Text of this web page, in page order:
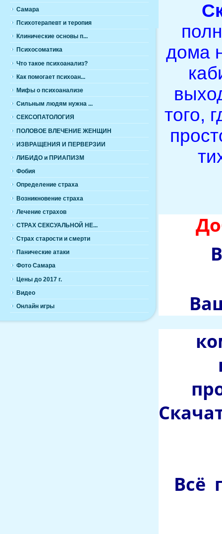
Самара
Психотерапевт и теропия
Клинические основы п...
Психосоматика
Что такое психоанализ?
Как помогает психоан...
Мифы о психоанализе
Сильным людям нужна ...
СЕКСОПАТОЛОГИЯ
ПОЛОВОЕ ВЛЕЧЕНИЕ ЖЕНЩИН
ИЗВРАЩЕНИЯ И ПЕРВЕРЗИИ
ЛИБИДО и ПРИАПИЗМ
Фобия
Определение страха
Возникновение страха
Лечение страхов
СТРАХ СЕКСУАЛЬНОЙ НЕ...
Cтрах старости и смерти
Панические атаки
Фото Самара
Цены до 2017 г.
Видео
Онлайн игры
дома
того,
Всё